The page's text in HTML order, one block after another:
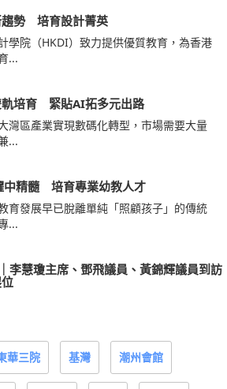
趨勢 培育設計菁英
學院（HKDI）致力提供優質教育，為香港
...
軌培育 緊貼AI拓多元出路
灣區產業實現數碼化轉型，市場需要大量
...
中精髓 培育專業幼教人才
育發展早已脫離單純「照顧孩子」的傳統
...
李慧瓊主席、鄧飛議員、黃錦輝議員到訪
華三院 基灣 潮州會館